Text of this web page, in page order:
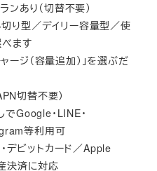
ンあり（切替不要）
り型／デイリー容量型／使
ます
ージ（容量追加）」を選ぶだ
切替不要）
Google・LINE・
等利用可
デビットカード／Apple
決済に対応